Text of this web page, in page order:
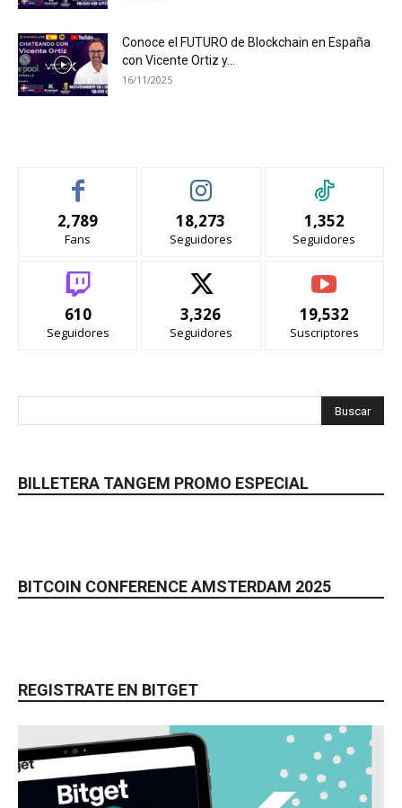
Conoce el FUTURO de Blockchain en España
con Vicente Ortiz y...
16/11/2025
2,789
Fans
18,273
Seguidores
1,352
Seguidores
610
Seguidores
3,326
Seguidores
19,532
Suscriptores
BILLETERA TANGEM PROMO ESPECIAL
BITCOIN CONFERENCE AMSTERDAM 2025
REGISTRATE EN BITGET